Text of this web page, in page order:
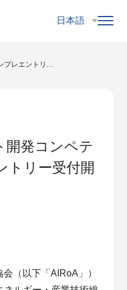
国産汎用ロボット開発コンペティションプレエントリー受付開始
開発コンペテ
トリー受付開
（以下「AIRoA」）